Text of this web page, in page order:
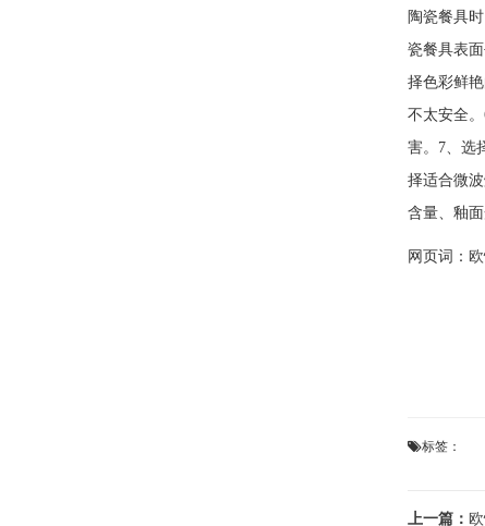
陶瓷餐具
瓷餐具表
择色彩鲜
不太安全
害。7、选
择适合微
含量、釉
网页词：
标签：
上一篇：